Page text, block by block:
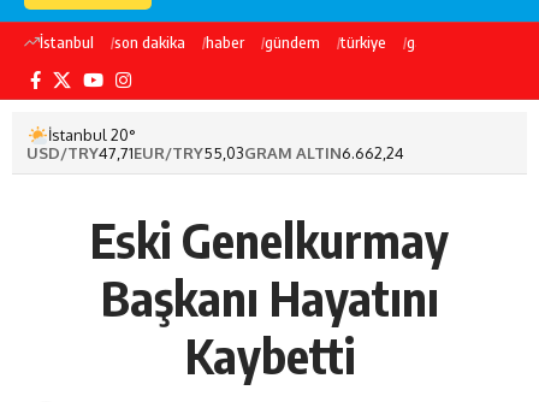
İstanbul son dakika haber gündem türkiye galatasaray
İstanbul 20°
USD/TRY47,71EUR/TRY55,03GRAM ALTIN6.662,24
Eski Genelkurmay
Başkanı Hayatını
Kaybetti